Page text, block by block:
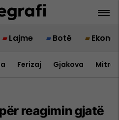
Lajme Botë
Ferizaj Gjakova
reagimin gjatë